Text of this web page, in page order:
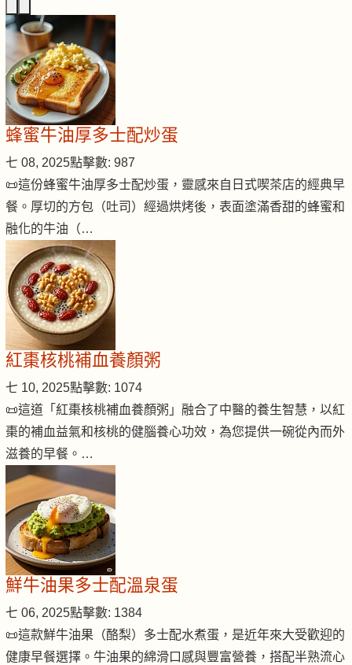
蜂蜜牛油厚多士配炒蛋
七 08, 2025點擊數: 987
📜這份蜂蜜牛油厚多士配炒蛋，靈感來自日式喫茶店的經典早
餐。厚切的方包（吐司）經過烘烤後，表面塗滿香甜的蜂蜜和
融化的牛油（…
紅棗核桃補血養顏粥
七 10, 2025點擊數: 1074
📜這道「紅棗核桃補血養顏粥」融合了中醫的養生智慧，以紅
棗的補血益氣和核桃的健腦養心功效，為您提供一碗從內而外
滋養的早餐。…
鮮牛油果多士配溫泉蛋
七 06, 2025點擊數: 1384
📜這款鮮牛油果（酪梨）多士配水煮蛋，是近年來大受歡迎的
健康早餐選擇。牛油果的綿滑口感與豐富營養，搭配半熟流心